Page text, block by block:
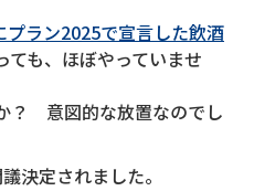
プラン2025で宣言した飲酒
ても、ほぼやっていませ
？ 意図的な放置なのでし
決定されました。